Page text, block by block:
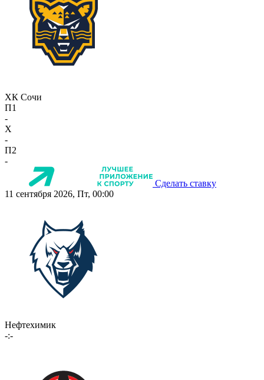
ХК Сочи
П1
-
X
-
П2
-
Сделать ставку
11 сентября 2026, Пт, 00:00
Нефтехимик
-:-